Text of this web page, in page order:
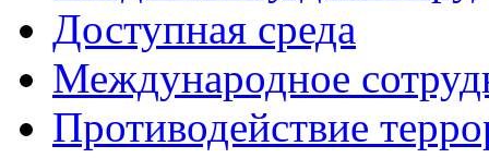
Доступная среда
Международное
Противодействие